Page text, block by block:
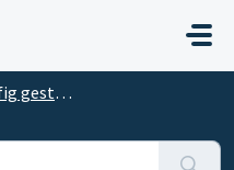
und deren Antworten